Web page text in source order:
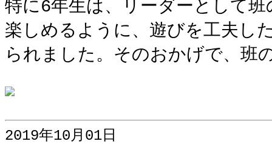
特に6年生は、リーダーとして
楽しめるように、遊びを工夫し
られました。そのおかげで、班
2019年10月01日